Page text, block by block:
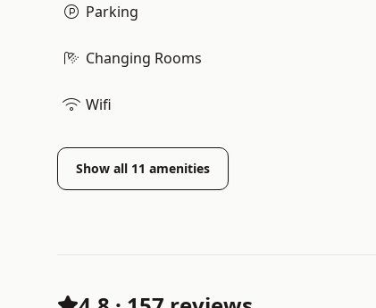
Parking
Changing Rooms
Wifi
Show all 11 amenities